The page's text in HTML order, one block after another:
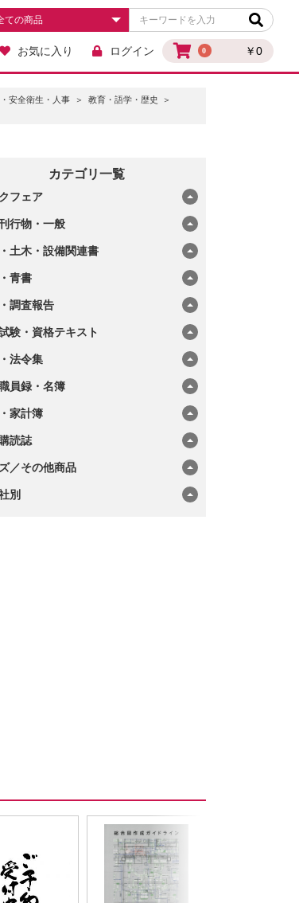
0 ￥0
お気に入り ログイン
安全衛生・人事
教育・語学・歴史
カテゴリ一覧
フェア
行物・一般
土木・設備関連書
青書
調査報告
験・資格テキスト
法令集
員録・名簿
家計簿
読誌
／その他商品
別